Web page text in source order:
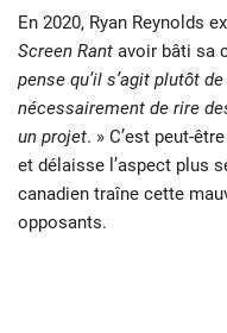
En 2020, Ryan Reynolds
Screen Rant avoir bâti sa
pense qu’il s’agit plutôt
nécessairement de rire
un projet. » C’est peut-
et délaisse l’aspect plus
canadien traîne cette
opposants.